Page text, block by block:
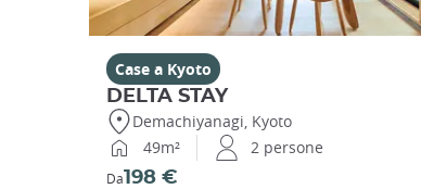
Case a Kyoto
DELTA STAY
Demachiyanagi, Kyoto
49m²
2 persone
Da198 €